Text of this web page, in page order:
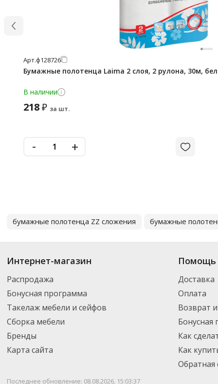
Арт.ф128726
Бумажные полотенца Laima 2 слоя, 2 рулона, 30м,
В наличии
218₽ за шт.
- +
бумажные полотенца ZZ сложения бумажные
Интернет-магазин
Распродажа
Бонусная программа
Такелаж мебели и сейфов
Сборка мебели
Бренды
Карта сайта
Помощь
Доставка
Оплата
Возврат
Бонусная
Как
Как
Обратная
Последнее обновление: 08.08.2026, 15:03:37